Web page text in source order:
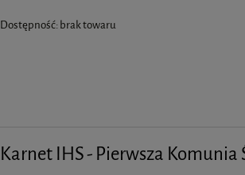
Dostępność: brak towaru
Karnet IHS - Pierwsza Komunia